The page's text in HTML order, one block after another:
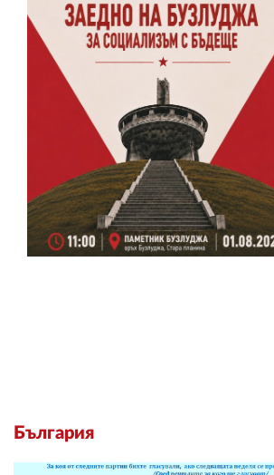
България